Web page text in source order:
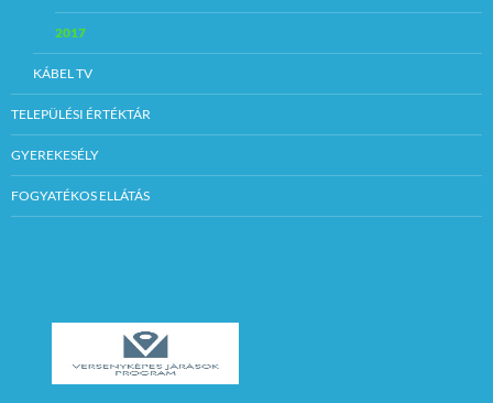
2017
KÁBEL TV
TELEPÜLÉSI ÉRTÉKTÁR
GYEREKESÉLY
FOGYATÉKOS ELLÁTÁS